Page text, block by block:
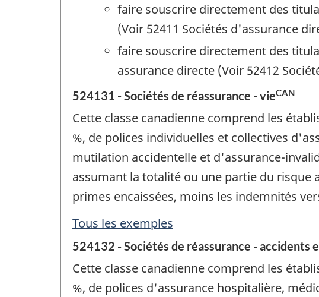
faire souscrire directement des
(Voir 52411 Sociétés d'assurance
faire souscrire directement des
assurance directe (Voir 52412
524131 - Sociétés de réassurance - vieCAN
Cette classe canadienne comprend les
%, de polices individuelles et collectives
mutilation accidentelle et d'assurance-
assumant la totalité ou une partie du risque
primes encaissées, moins les indemnités
Tous les exemples
524132 - Sociétés de réassurance - accidents
Cette classe canadienne comprend les
%, de polices d'assurance hospitalière,